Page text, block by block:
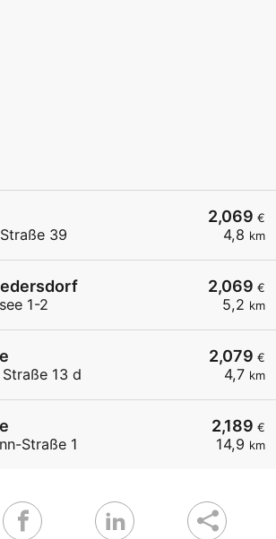
2,069 €
4,8 km
39
2,069 €
5,2 km
1-2
2,079 €
4,7 km
13 d
2,189 €
14,9 km
Straße 1